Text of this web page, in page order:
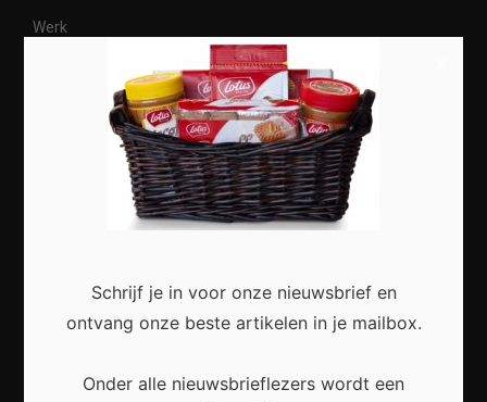
Werk
Meest recent
Veelgestelde Vragen Over Online Privacy: Alles
Schrijf je in voor onze nieuwsbrief en
ontvang onze beste artikelen in je mailbox.
Onder alle nieuwsbrieflezers wordt een